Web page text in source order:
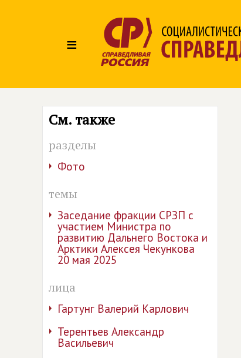
≡
См. также
разделы
Фото
темы
Заседание фракции СРЗП с
участием Министра по
развитию Дальнего Востока и
Арктики Алексея Чекункова
20 мая 2025
лица
Гартунг Валерий Карлович
Терентьев Александр
Васильевич